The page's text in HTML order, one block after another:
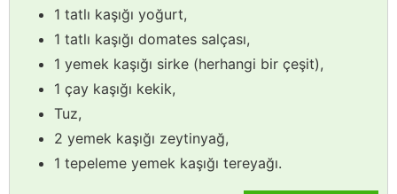
1 tatlı kaşığı yoğurt,
1 tatlı kaşığı domates salçası,
1 yemek kaşığı sirke (herhangi bir çeşit),
1 çay kaşığı kekik,
Tuz,
2 yemek kaşığı zeytinyağ,
1 tepeleme yemek kaşığı tereyağı.